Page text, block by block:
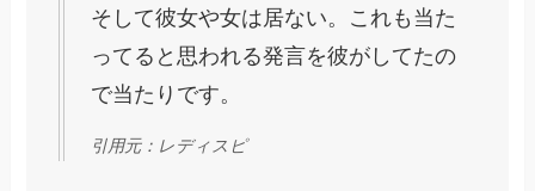
そして彼女や女は居ない。これも当た
ってると思われる発言を彼がしてたの
で当たりです。
引用元：レディスピ